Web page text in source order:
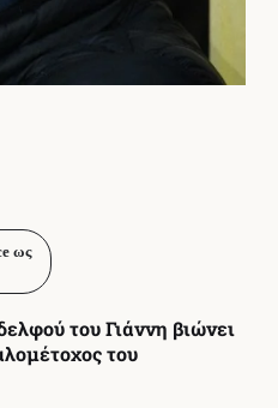
ως
του Γιάννη βιώνει
του